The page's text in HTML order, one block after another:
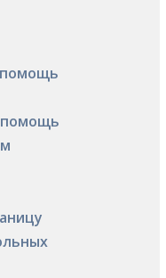
помощь
помощь